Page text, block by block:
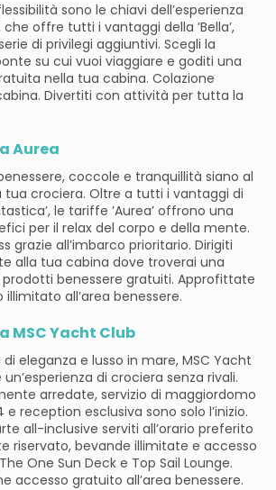
sono le chiavi dell’esperienza
che offre tutti i vantaggi della ’Bella’,
di privilegi aggiuntivi. Scegli la
su cui vuoi viaggiare e goditi una
nella tua cabina. Colazione
Divertiti con attività per tutta la
Aurea
coccole e tranquillità siano al
tua crociera. Oltre a tutti i vantaggi di
le tariffe ’Aurea’ offrono una
per il relax del corpo e della mente.
grazie all’imbarco prioritario. Dirigiti
alla tua cabina dove troverai una
prodotti benessere gratuiti. Approfittate
illimitato all’area benessere.
MSC Yacht Club
eleganza e lusso in mare, MSC Yacht
di crociera senza rivali.
arredate, servizio di maggiordomo
e reception esclusiva sono solo l’inizio.
all-inclusive serviti all’orario preferito
riservato, bevande illimitate e accesso
One Sun Deck e Top Sail Lounge.
accesso gratuito all’area benessere.